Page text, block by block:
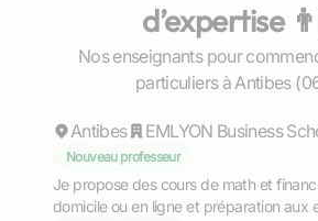
d’expertise
Nos enseignants pour
particuliers à Antibes
Noureddine
Antibes EMLYON Business
Nouveau professeur
Je propose des cours de math et
domicile ou en ligne et préparation aux